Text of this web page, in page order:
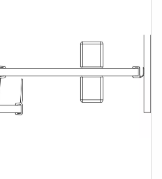
effet de rebond de l'eau
peut être installé sans seuil
de la conception, une
être obtenue avec NICA
selon DIN EN 14428 (CE) et
(TÜV / GS)